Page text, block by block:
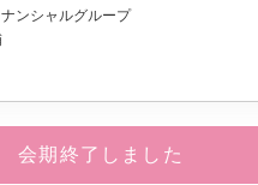
ナンシャルグループ
会期終了しました